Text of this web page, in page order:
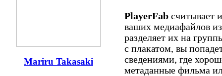
Mariru Takasaki
PlayerFab считывает
ваших медиафайлов
разделяет их на
с плакатом, вы
сведениями, где
метаданные фильма